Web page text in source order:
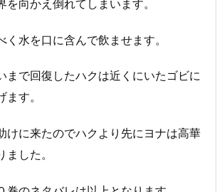
を向かえ倒れてしまいます。
く水を口に含んで飲ませます。
まで回復したハクは近くにいたゴビに
す。
けに来たのでハクより先にヨナは高華
した。